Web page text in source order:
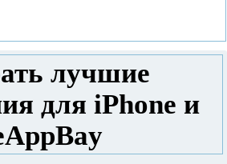
лучшие
для iPhone и